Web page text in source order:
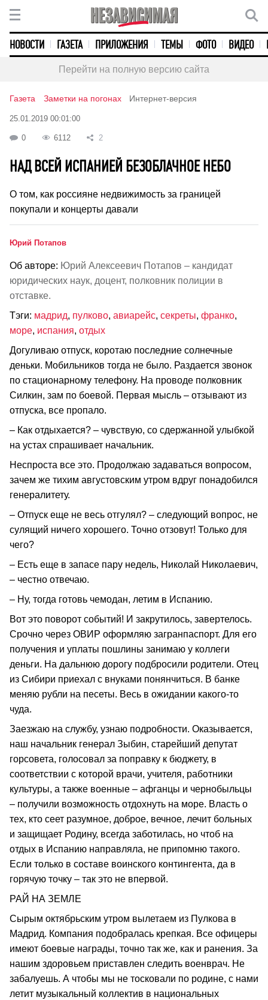
НОВОСТИ ГАЗЕТА ПРИЛОЖЕНИЯ ТЕМЫ ФОТО ВИДЕО
Перейти на полную версию сайта
Газета Заметки на погонах Интернет-версия
25.01.2019 00:01:00
0 6112 2
НАД ВСЕЙ ИСПАНИЕЙ БЕЗОБЛАЧНОЕ НЕБО
О том, как россияне недвижимость за границей
покупали и концерты давали
Юрий Потапов
Об авторе: Юрий Алексеевич Потапов – кандидат
юридических наук, доцент, полковник полиции в
отставке.
Тэги: мадрид, пулково, авиарейс, секреты, франко,
море, испания, отдых
Догуливаю отпуск, коротаю последние солнечные
деньки. Мобильников тогда не было. Раздается звонок
по стационарному телефону. На проводе полковник
Силкин, зам по боевой. Первая мысль – отзывают из
отпуска, все пропало.
– Как отдыхается? – чувствую, со сдержанной улыбкой
на устах спрашивает начальник.
Неспроста все это. Продолжаю задаваться вопросом,
зачем же тихим августовским утром вдруг понадобился
генералитету.
– Отпуск еще не весь отгулял? – следующий вопрос, не
сулящий ничего хорошего. Точно отзовут! Только для
чего?
– Есть еще в запасе пару недель, Николай Николаевич,
– честно отвечаю.
– Ну, тогда готовь чемодан, летим в Испанию.
Вот это поворот событий! И закрутилось, завертелось.
Срочно через ОВИР оформляю загранпаспорт. Для его
получения и уплаты пошлины занимаю у коллеги
деньги. На дальнюю дорогу подбросили родители. Отец
из Сибири приехал с внуками понянчиться. В банке
меняю рубли на песеты. Весь в ожидании какого-то
чуда.
Заезжаю на службу, узнаю подробности. Оказывается,
наш начальник генерал Зыбин, старейший депутат
горсовета, голосовал за поправку к бюджету, в
соответствии с которой врачи, учителя, работники
культуры, а также военные – афганцы и чернобыльцы
– получили возможность отдохнуть на море. Власть о
тех, кто сеет разумное, доброе, вечное, лечит больных
и защищает Родину, всегда заботилась, но чтоб на
отдых в Испанию направляла, не припомню такого.
Если только в составе воинского контингента, да в
горячую точку – так это не впервой.
РАЙ НА ЗЕМЛЕ
Сырым октябрьским утром вылетаем из Пулкова в
Мадрид. Компания подобралась крепкая. Все офицеры
имеют боевые награды, точно так же, как и ранения. За
нашим здоровьем приставлен следить военврач. Не
забалуешь. А чтобы мы не тосковали по родине, с нами
летит музыкальный коллектив в национальных